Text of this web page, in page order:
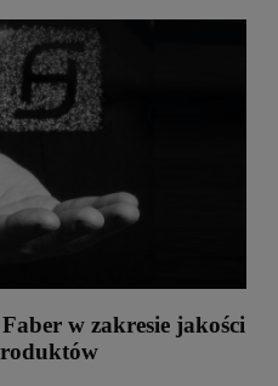
w zakresie jakości